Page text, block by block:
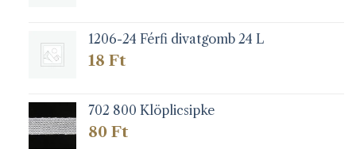
1206-24 Férfi divatgomb 24 L
18 Ft
702 800 Klöplicsipke
80 Ft